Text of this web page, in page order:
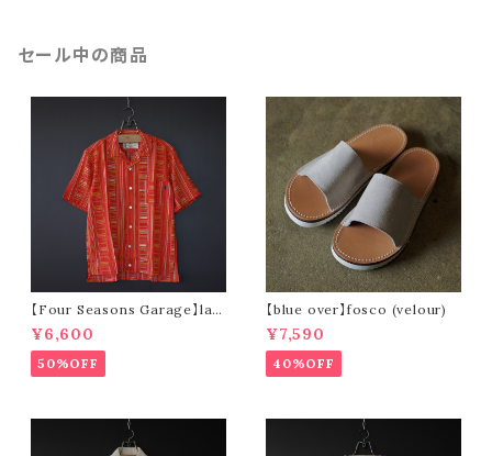
セール中の商品
【Four Seasons Garage】lad
der stripe open collar s/s s
hirt (orange)
¥6,600
50%OFF
【blue over】fosco (velour)
¥7,590
40%OFF